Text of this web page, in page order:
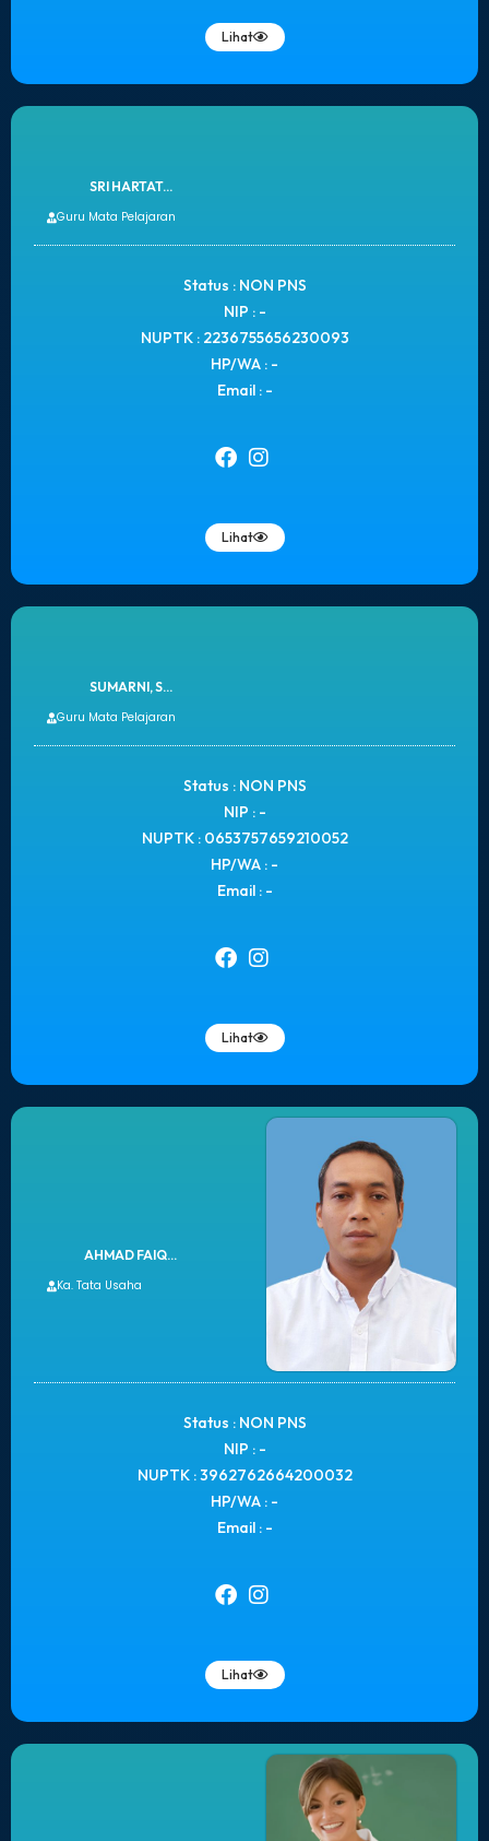
Lihat
SRI HARTAT...
Guru Mata Pelajaran
Status : NON PNS
NIP : -
NUPTK : 2236755656230093
HP/WA : -
Email : -
Lihat
SUMARNI, S...
Guru Mata Pelajaran
Status : NON PNS
NIP : -
NUPTK : 0653757659210052
HP/WA : -
Email : -
Lihat
AHMAD FAIQ...
Ka. Tata Usaha
Status : NON PNS
NIP : -
NUPTK : 3962762664200032
HP/WA : -
Email : -
Lihat